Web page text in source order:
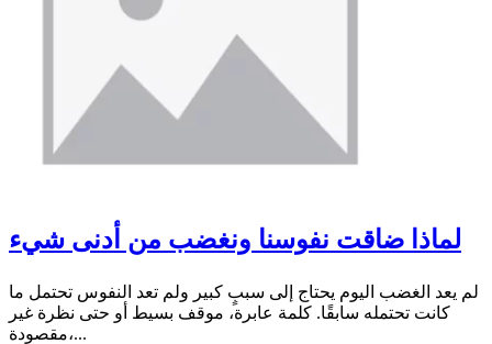
لماذا ضاقت نفوسنا ونغضب من أدنى شيء
لم يعد الغضب اليوم يحتاج إلى سببٍ كبير ولم تعد النفوس تحتمل ما
كانت تحتمله سابقًا. كلمة عابرة، موقف بسيط أو حتى نظرة غير
مقصودة،...